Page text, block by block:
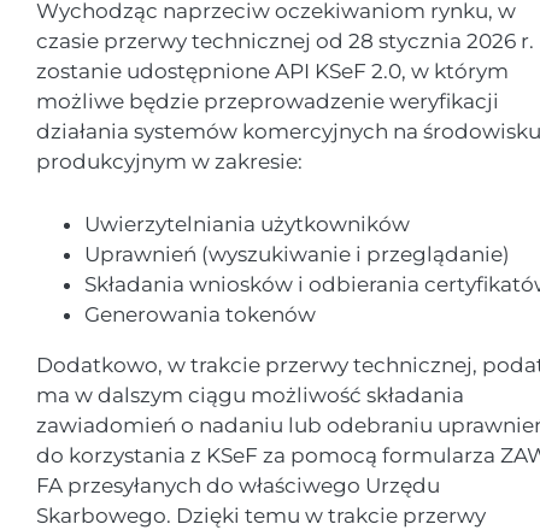
Wychodząc naprzeciw oczekiwaniom rynku, w
czasie przerwy technicznej od 28 stycznia 2026 r.
zostanie udostępnione API KSeF 2.0, w którym
możliwe będzie przeprowadzenie weryfikacji
działania systemów komercyjnych na środowisku
produkcyjnym w zakresie:
Uwierzytelniania użytkowników
Uprawnień (wyszukiwanie i przeglądanie)
Składania wniosków i odbierania
Generowania tokenów
Dodatkowo, w trakcie przerwy technicznej,
ma w dalszym ciągu możliwość składania
zawiadomień o nadaniu lub odebraniu
do korzystania z KSeF za pomocą formularza
FA przesyłanych do właściwego Urzędu
Skarbowego. Dzięki temu w trakcie przerwy